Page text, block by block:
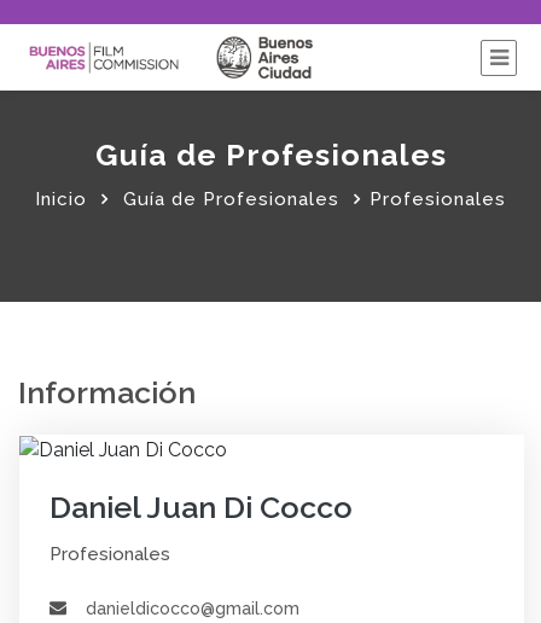
Guía de Profesionales
Inicio Guía de Profesionales Profesionales
Información
Daniel Juan Di Cocco
Profesionales
danieldicocco@gmail.com